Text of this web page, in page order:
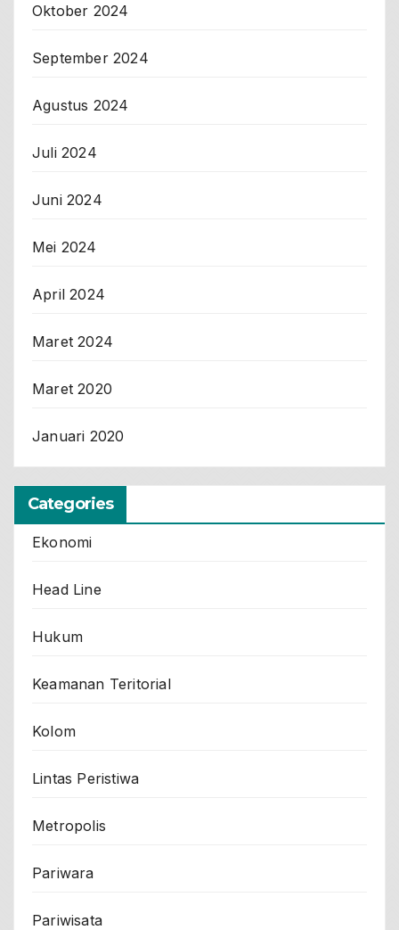
Oktober 2024
September 2024
Agustus 2024
Juli 2024
Juni 2024
Mei 2024
April 2024
Maret 2024
Maret 2020
Januari 2020
Categories
Ekonomi
Head Line
Hukum
Keamanan Teritorial
Kolom
Lintas Peristiwa
Metropolis
Pariwara
Pariwisata